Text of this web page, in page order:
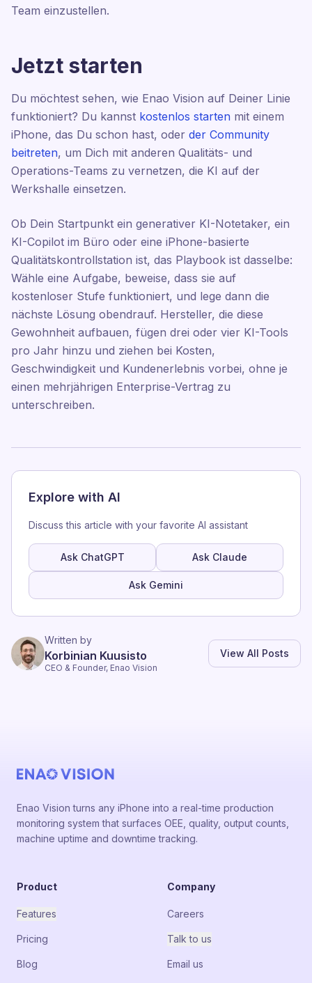
Team einzustellen.
Jetzt starten
Du möchtest sehen, wie Enao Vision auf Deiner Linie
funktioniert? Du kannst kostenlos starten mit einem
iPhone, das Du schon hast, oder der Community
beitreten, um Dich mit anderen Qualitäts- und
Operations-Teams zu vernetzen, die KI auf der
Werkshalle einsetzen.
Ob Dein Startpunkt ein generativer KI-Notetaker, ein
KI-Copilot im Büro oder eine iPhone-basierte
Qualitätskontrollstation ist, das Playbook ist dasselbe:
Wähle eine Aufgabe, beweise, dass sie auf
kostenloser Stufe funktioniert, und lege dann die
nächste Lösung obendrauf. Hersteller, die diese
Gewohnheit aufbauen, fügen drei oder vier KI-Tools
pro Jahr hinzu und ziehen bei Kosten,
Geschwindigkeit und Kundenerlebnis vorbei, ohne je
einen mehrjährigen Enterprise-Vertrag zu
unterschreiben.
Explore with AI
Discuss this article with your favorite AI assistant
Ask ChatGPT Ask Claude
Ask Gemini
Written by
Korbinian Kuusisto
CEO & Founder, Enao Vision
View All Posts
Enao Vision turns any iPhone into a real-time production
monitoring system that surfaces OEE, quality, output counts,
machine uptime and downtime tracking.
Product
Features
Pricing
Blog
Company
Careers
Talk to us
Email us